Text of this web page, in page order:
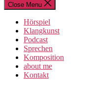
Close Menu
Hörspiel
Klangkunst
Podcast
Sprechen
Komposition
about me
Kontakt